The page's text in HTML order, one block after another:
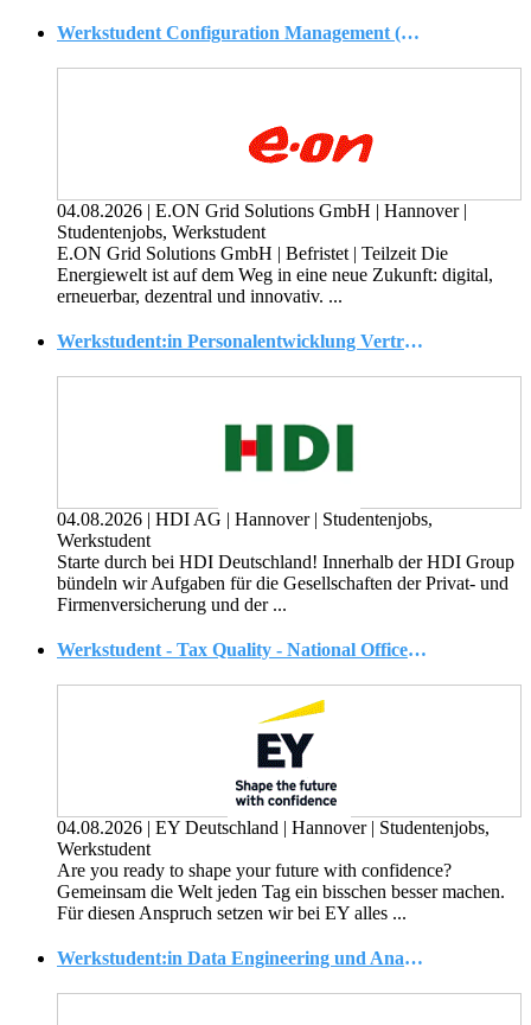
Werkstudent Configuration Management (m/w/d)
04.08.2026 | E.ON Grid Solutions GmbH | Hannover |
Studentenjobs, Werkstudent
E.ON Grid Solutions GmbH | Befristet | Teilzeit Die
Energiewelt ist auf dem Weg in eine neue Zukunft: digital,
erneuerbar, dezentral und innovativ. ...
Werkstudent:in Personalentwicklung Vertrieb
04.08.2026 | HDI AG | Hannover | Studentenjobs,
Werkstudent
Starte durch bei HDI Deutschland! Innerhalb der HDI Group
bündeln wir Aufgaben für die Gesellschaften der Privat- und
Firmen­versicherung und der ...
Werkstudent - Tax Quality - National Office (w/m/d)
04.08.2026 | EY Deutschland | Hannover | Studentenjobs,
Werkstudent
Are you ready to shape your future with confidence?
Gemeinsam die Welt jeden Tag ein bisschen besser machen.
Für diesen Anspruch setzen wir bei EY alles ...
Werkstudent:in Data Engineering und Analytics im Aktuariat